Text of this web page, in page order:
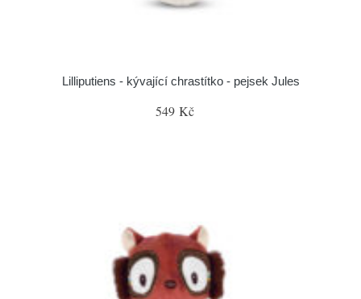
Lilliputiens - kývající chrastítko - pejsek Jules
549 Kč